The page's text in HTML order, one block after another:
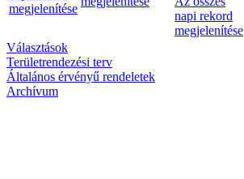
megjelenítése
napi rekord
megjelenítése
Választások
Területrendezési terv
Általános érvényű rendeletek
Archívum